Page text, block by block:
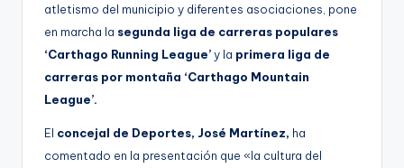
atletismo del municipio y diferentes asociaciones, pone
en marcha la segunda liga de carreras populares
‘Carthago Running League’y la primera liga de
carreras por montaña ‘Carthago Mountain
League’.
El concejal de Deportes, José Martínez, ha
comentado en la presentación que «la cultura del